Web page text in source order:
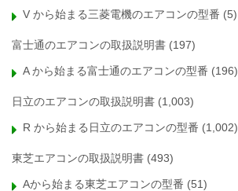
V から始まる三菱電機のエアコンの型番 (5)
富士通のエアコンの取扱説明書 (197)
A から始まる富士通のエアコンの型番 (196)
日立のエアコンの取扱説明書 (1,003)
R から始まる日立のエアコンの型番 (1,002)
東芝エアコンの取扱説明書 (493)
Aから始まる東芝エアコンの型番 (51)